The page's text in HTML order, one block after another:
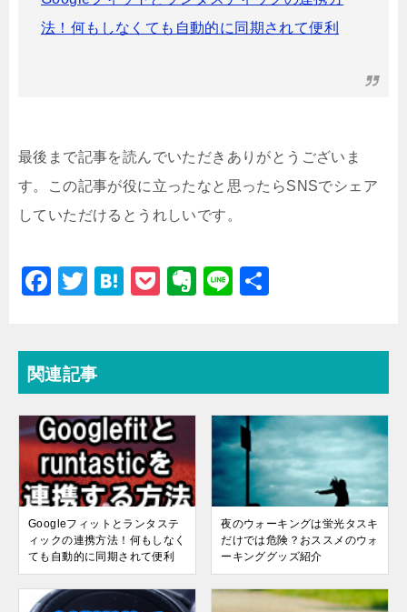
法！何もしなくても自動的に同期されて便利
最後まで記事を読んでいただきありがとうございま
す。この記事が役に立ったなと思ったらSNSでシェア
していただけるとうれしいです。
F
e
b
o
o
k
T
er
H
a
P
et
E
ot
e
Li
関連記事
Googleフィットとランタステ
ィックの連携方法！何もしなく
ても自動的に同期されて便利
夜のウォーキングは蛍光タスキ
だけでは危険？おススメのウォ
ーキンググッズ紹介